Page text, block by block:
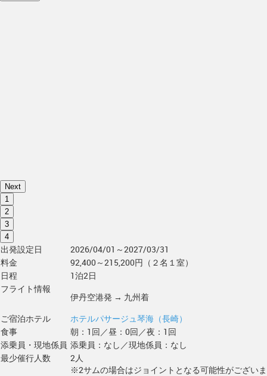
Next
1
2
3
4
出発設定日
2026/04/01～2027/03/31
料金
92,400～215,200円（２名１室）
日程
1泊2日
フライト情報
伊丹空港発 → 九州着
ご宿泊ホテル
ホテルパサージュ琴海（長崎）
食事
朝：1回／昼：0回／夜：1回
添乗員・現地係員 添乗員：なし／現地係員：なし
最少催行人数
2人
※2サムの場合はジョイントとなる可能性がござい